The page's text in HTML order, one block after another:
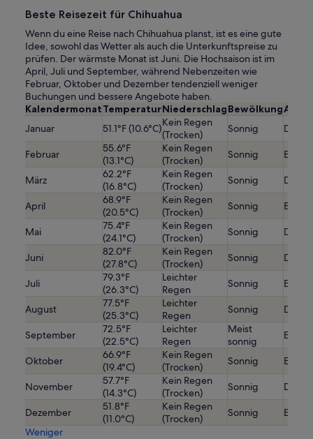
Beste Reisezeit für Chihuahua
Wenn du eine Reise nach Chihuahua planst, ist es eine gute
Idee, sowohl das Wetter als auch die Unterkunftspreise zu
prüfen. Der wärmste Monat ist Juni. Die Hochsaison ist im
April, Juli und September, während Nebenzeiten wie
Februar, Oktober und Dezember tendenziell weniger
Buchungen und bessere Angebote haben.
KalendermonatTemperaturNiederschlagBewölkung
Januar
51.1°F (10.6°C)Kein Regen
(Trocken)
Sonnig
Februar
55.6°F
(13.1°C)
Kein Regen
(Trocken)
Sonnig
März
62.2°F
(16.8°C)
Kein Regen
(Trocken)
Sonnig
April
68.9°F
(20.5°C)
Kein Regen
(Trocken)
Sonnig Etwas
Mai
75.4°F
(24.1°C)
Kein Regen
(Trocken)
Sonnig
Juni
82.0°F
(27.8°C)
Kein Regen
(Trocken)
Sonnig
Juli
79.3°F
(26.3°C)
Leichter
Regen
Sonnig Etwas
August
77.5°F
(25.3°C)
Leichter
Regen
Sonnig
September
72.5°F
(22.5°C)
Leichter
Regen
Meist
sonnig
Etwas
Oktober
66.9°F
(19.4°C)
Kein Regen
(Trocken)
Sonnig
November
57.7°F
(14.3°C)
Kein Regen
(Trocken)
Sonnig
Dezember
51.8°F
(11.0°C)
Kein Regen
(Trocken)
Sonnig
Weniger